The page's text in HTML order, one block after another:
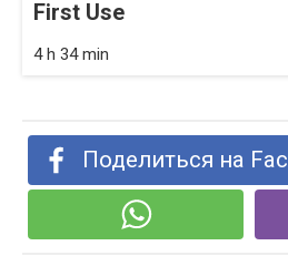
First Use
4 h 34 min
Поделиться на